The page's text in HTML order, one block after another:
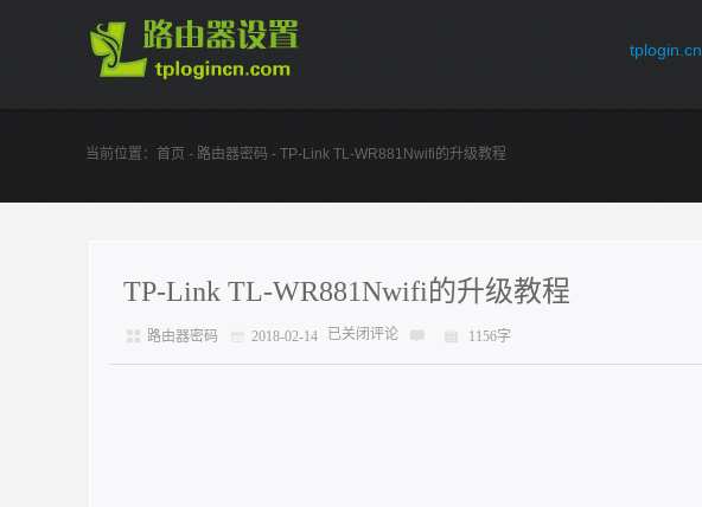
tplogin.cn
当前位置： 首页 - 路由器密码 - TP-Link TL-WR881Nwifi的升级教程
TP-Link TL-WR881Nwifi的升级教程
路由器密码 2018-02-14 已关闭评论 1156字